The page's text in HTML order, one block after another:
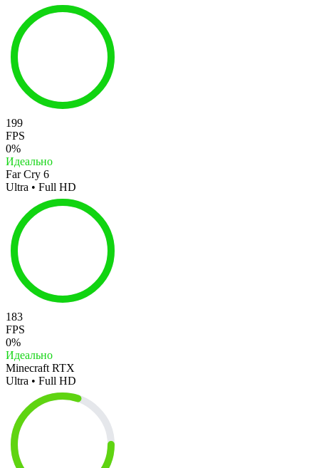
199
FPS
0%
Идеально
Far Cry 6
Ultra • Full HD
183
FPS
0%
Идеально
Minecraft RTX
Ultra • Full HD